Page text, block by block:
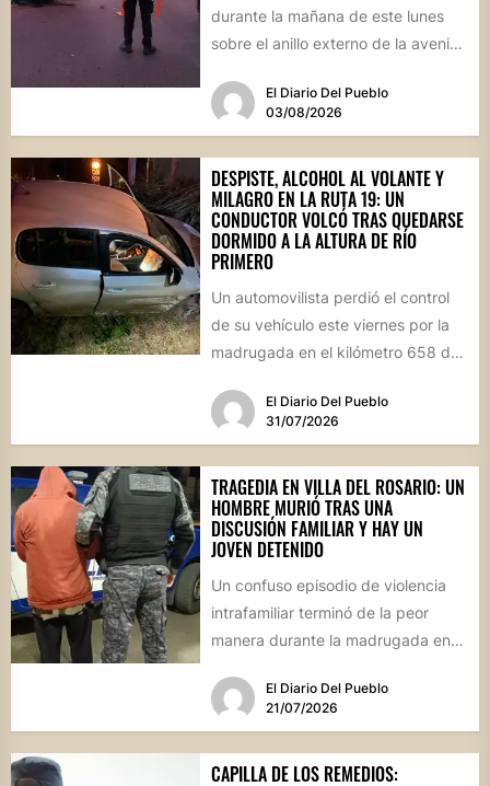
durante la mañana de este lunes
sobre el anillo externo de la avenida
El Diario Del Pueblo
03/08/2026
DESPISTE, ALCOHOL AL VOLANTE Y
MILAGRO EN LA RUTA 19: UN
CONDUCTOR VOLCÓ TRAS QUEDARSE
DORMIDO A LA ALTURA DE RÍO
PRIMERO
Un automovilista perdió el control
de su vehículo este viernes por la
madrugada en el kilómetro 658 de
El Diario Del Pueblo
31/07/2026
TRAGEDIA EN VILLA DEL ROSARIO: UN
HOMBRE MURIÓ TRAS UNA
DISCUSIÓN FAMILIAR Y HAY UN
JOVEN DETENIDO
Un confuso episodio de violencia
intrafamiliar terminó de la peor
manera durante la madrugada en
El Diario Del Pueblo
21/07/2026
CAPILLA DE LOS REMEDIOS: